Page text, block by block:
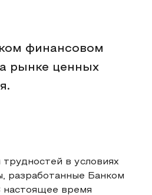
финансовом
рынке ценных
в условиях
разработанные Банком
настоящее время